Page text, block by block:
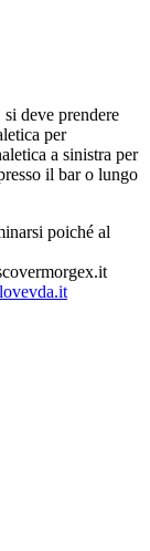
deve prendere
per
a sinistra per
il bar o lungo
poiché al